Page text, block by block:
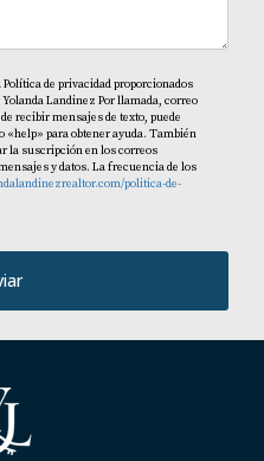
de privacidad proporcionados
Landinez Por llamada, correo
recibir mensajes de texto, puede
«help» para obtener ayuda. También
la suscripción en los correos
y datos. La frecuencia de los
politica-de-